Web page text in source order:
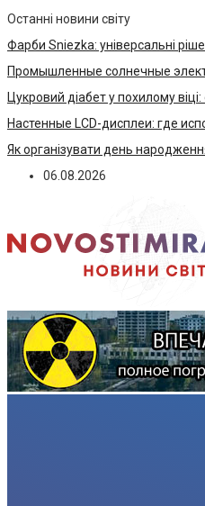
Останні новини світу
Фарби Sniezka: універсальні
Промышленные солнечные
Цукровий діабет у похилому
Настенные LCD-дисплеи: где
Як організувати день
06.08.2026